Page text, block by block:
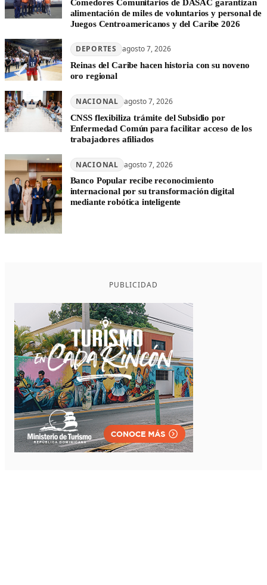
Comedores Comunitarios de DASAC garantizan
alimentación de miles de voluntarios y personal de
Juegos Centroamericanos y del Caribe 2026
DEPORTES agosto 7, 2026
Reinas del Caribe hacen historia con su noveno
oro regional
NACIONAL agosto 7, 2026
CNSS flexibiliza trámite del Subsidio por
Enfermedad Común para facilitar acceso de los
trabajadores afiliados
NACIONAL agosto 7, 2026
Banco Popular recibe reconocimiento
internacional por su transformación digital
mediante robótica inteligente
PUBLICIDAD